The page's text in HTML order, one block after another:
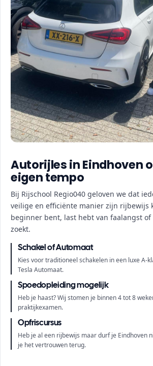
Autorijles in Eindhoven
eigen tempo
Bij Rijschool Regio040 geloven we dat
veilige en efficiënte manier zijn rijbewijs
beginner bent, last hebt van faalangst of
zoekt.
Schakel of Automaat
Kies voor traditioneel schakelen in een luxe A-
Tesla Automaat.
Spoedopleiding mogelijk
Heb je haast? Wij stomen je binnen 4 tot 8
praktijkexamen.
Opfriscursus
Heb je al een rijbewijs maar durf je Eindhoven
je het vertrouwen terug.